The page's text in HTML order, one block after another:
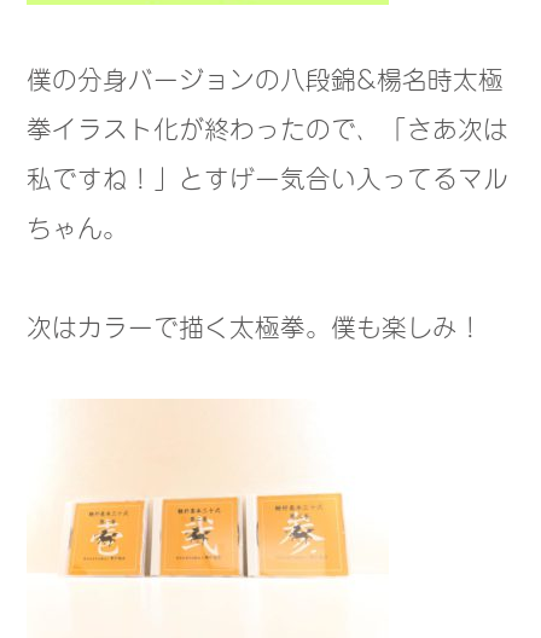
僕の分身バージョンの八段錦&楊名時太極
拳イラスト化が終わったので、「さあ次は
私ですね！」とすげー気合い入ってるマル
ちゃん。
次はカラーで描く太極拳。僕も楽しみ！